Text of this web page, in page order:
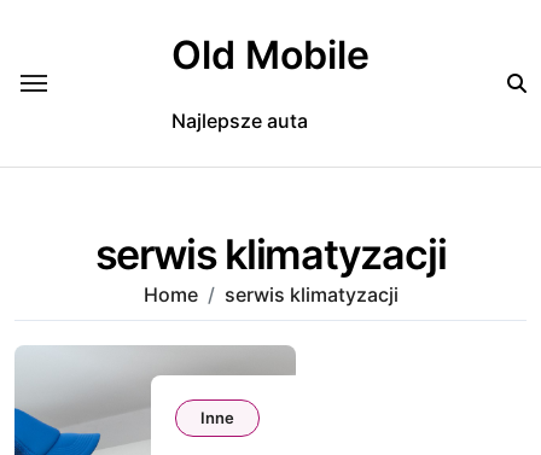
Old Mobile
Najlepsze auta
serwis klimatyzacji
Home serwis klimatyzacji
Inne